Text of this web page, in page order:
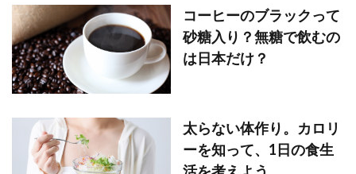
コーヒーのブラックって
砂糖入り？無糖で飲むの
は日本だけ？
太らない体作り。カロリ
ーを知って、1日の食生